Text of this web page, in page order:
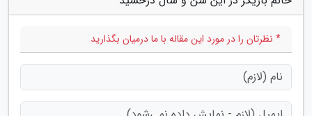
* نظرتان را در مورد این مقاله با ما درمیان بگذارید